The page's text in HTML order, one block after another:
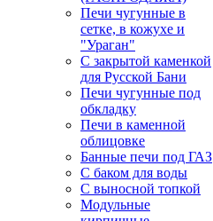
Печи чугунные в
сетке, в кожухе и
"Ураган"
С закрытой каменкой
для Русской Бани
Печи чугунные под
обкладку
Печи в каменной
облицовке
Банные печи под ГАЗ
С баком для воды
С выносной топкой
Модульные